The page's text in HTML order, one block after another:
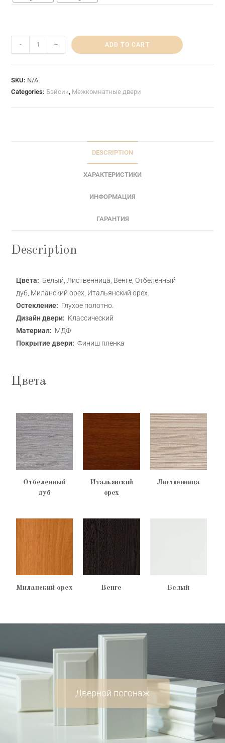
- + ADD TO CART
SKU: N/A
Categories: Бэйсик, Межкомнатные двери
DESCRIPTION
ХАРАКТЕРИСТИКИ
ИНФОРМАЦИЯ
ГАРАНТИЯ
Description
Цвета: Белый, Лиственница, Венге, Отбеленный
дуб, Миланский орех, Итальянский орех.
Остекление: Глухое полотно.
Дизайн двери: Kлассический
Материал: МДФ
Покрытие двери: Финиш пленка
Цвета
Отбеленный
дуб
Итальянский
орех
Лиственница
Миланский орех Венге Белый
Дверной погонаж